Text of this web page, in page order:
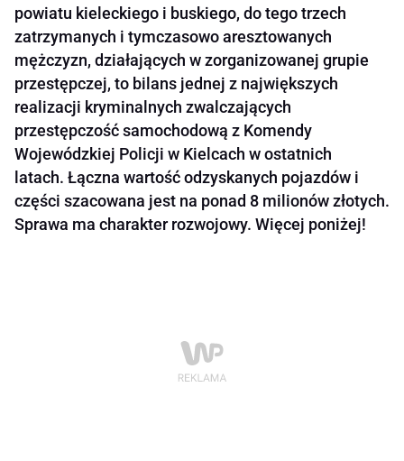
powiatu kieleckiego i buskiego, do tego trzech
zatrzymanych i tymczasowo aresztowanych
mężczyzn, działających w zorganizowanej grupie
przestępczej, to bilans jednej z największych
realizacji kryminalnych zwalczających
przestępczość samochodową z Komendy
Wojewódzkiej Policji w Kielcach w ostatnich
latach. Łączna wartość odzyskanych pojazdów i
części szacowana jest na ponad 8 milionów złotych.
Sprawa ma charakter rozwojowy. Więcej poniżej!